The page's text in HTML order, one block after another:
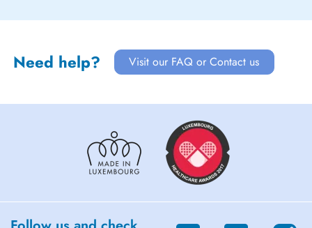
Need help? Visit our FAQ or Contact us